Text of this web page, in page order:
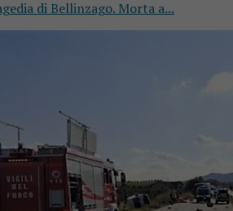
di Bellinzago. Morta a...